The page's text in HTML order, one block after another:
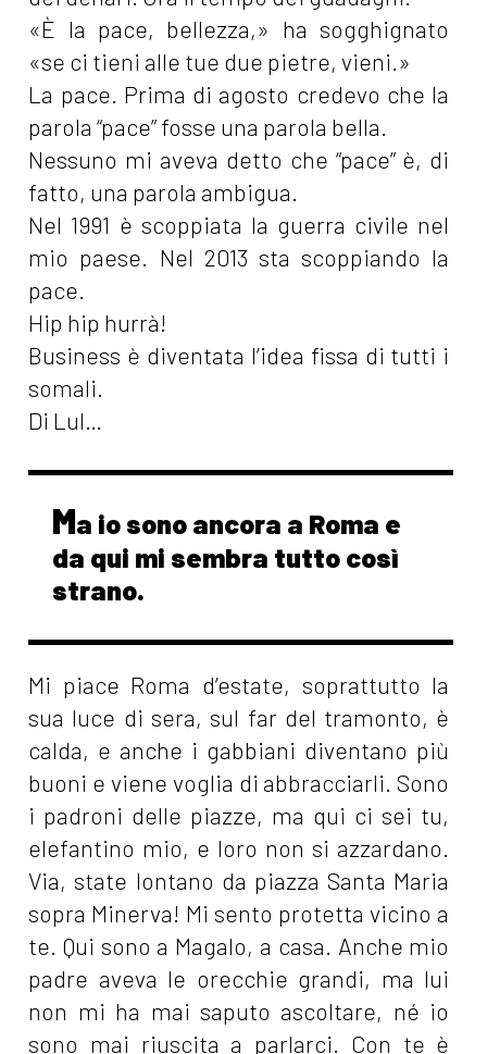
«È la pace, bellezza,» ha sogghignato
«se ci tieni alle tue due pietre, vieni.»
La pace. Prima di agosto credevo che la
parola “pace” fosse una parola bella.
Nessuno mi aveva detto che “pace” è, di
fatto, una parola ambigua.
Nel 1991 è scoppiata la guerra civile nel
mio paese. Nel 2013 sta scoppiando la
pace.
Hip hip hurrà!
Business è diventata l’idea fissa di tutti i
somali.
Di Lul…
Ma io sono ancora a Roma e
da qui mi sembra tutto così
strano.
Mi piace Roma d’estate, soprattutto la
sua luce di sera, sul far del tramonto, è
calda, e anche i gabbiani diventano più
buoni e viene voglia di abbracciarli. Sono
i padroni delle piazze, ma qui ci sei tu,
elefantino mio, e loro non si azzardano.
Via, state lontano da piazza Santa Maria
sopra Minerva! Mi sento protetta vicino a
te. Qui sono a Magalo, a casa. Anche mio
padre aveva le orecchie grandi, ma lui
non mi ha mai saputo ascoltare, né io
sono mai riuscita a parlarci. Con te è